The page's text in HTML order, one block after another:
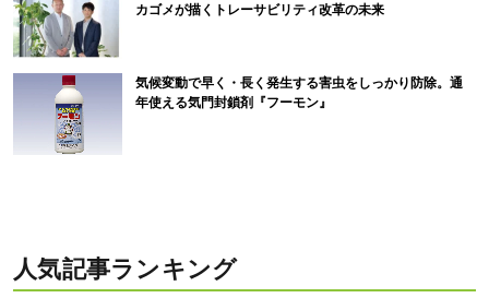
カゴメが描くトレーサビリティ改革の未来
気候変動で早く・長く発生する害虫をしっかり防除。通
年使える気門封鎖剤『フーモン』
人気記事ランキング